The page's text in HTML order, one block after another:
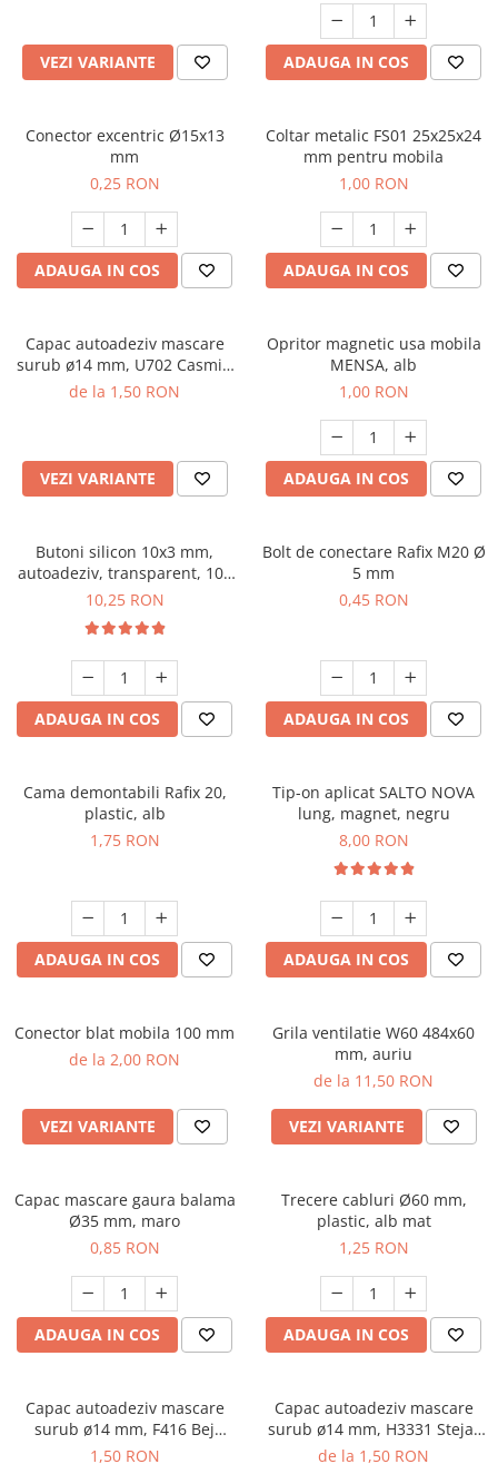
VEZI VARIANTE ADAUGA IN COS
Conector excentric Ø15x13
mm
0,25 RON
ADAUGA IN COS
Coltar metalic FS01 25x25x24
mm pentru mobila
1,00 RON
ADAUGA IN COS
Capac autoadeziv mascare
surub ø14 mm, U702 Casmir,
folie 25 buc
de la 1,50 RON
VEZI VARIANTE
Opritor magnetic usa mobila
MENSA, alb
1,00 RON
ADAUGA IN COS
Butoni silicon 10x3 mm,
autoadeziv, transparent, 100
buc/folie
10,25 RON
ADAUGA IN COS
Bolt de conectare Rafix M20 Ø
5 mm
0,45 RON
ADAUGA IN COS
Cama demontabili Rafix 20,
plastic, alb
1,75 RON
ADAUGA IN COS
Tip-on aplicat SALTO NOVA
lung, magnet, negru
8,00 RON
ADAUGA IN COS
Conector blat mobila 100 mm
de la 2,00 RON
VEZI VARIANTE
Grila ventilatie W60 484x60
mm, auriu
de la 11,50 RON
VEZI VARIANTE
Capac mascare gaura balama
Ø35 mm, maro
0,85 RON
ADAUGA IN COS
Trecere cabluri Ø60 mm,
plastic, alb mat
1,25 RON
ADAUGA IN COS
Capac autoadeziv mascare
surub ø14 mm, F416 Bej
Textil, folie 25 buc
1,50 RON
Capac autoadeziv mascare
surub ø14 mm, H3331 Stejar
Nebraska natur, folie 25 buc
de la 1,50 RON